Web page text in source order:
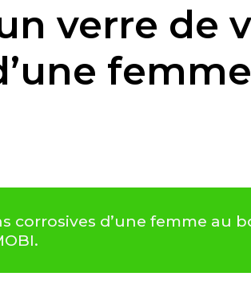
verre de
corrosives d’une femme au